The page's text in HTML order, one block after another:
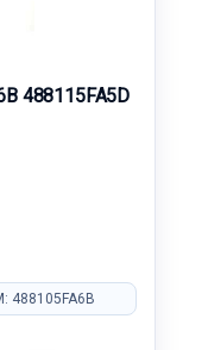
488115FA5D
488105FA6B